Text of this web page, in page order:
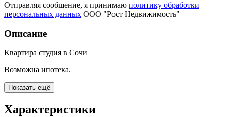
Отправляя сообщение, я принимаю политику обработки
персональных данных ООО "Рост Недвижимость"
Описание
Квартира студия в Сочи
Boзмoжнa ипoтека.
Показать ещё
Характеристики